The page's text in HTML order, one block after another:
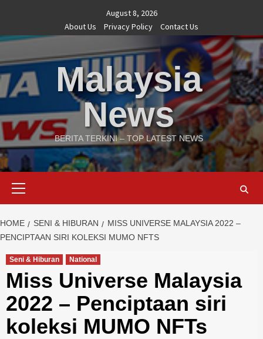
content
August 8, 2026
About Us
Privacy Policy Contact Us
Malaysia
News
BERITA TERKINI – TOP LATEST NEWS
HOME SENI & HIBURAN
MISS UNIVERSE MALAYSIA 2022 –
PENCIPTAAN SIRI KOLEKSI MUMO NFTS
Seni & Hiburan National
Miss Universe Malaysia
2022 – Penciptaan siri
koleksi MUMO NFTs